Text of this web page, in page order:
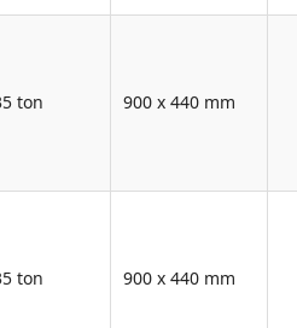
ton 900 x 440 mm
ton 900 x 440 mm